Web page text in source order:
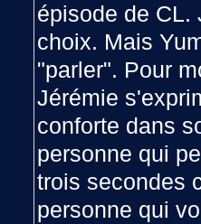
épisode de CL.
choix. Mais
"parler". Pour
Jérémie
conforte dans
personne qui
trois secondes
personne qui